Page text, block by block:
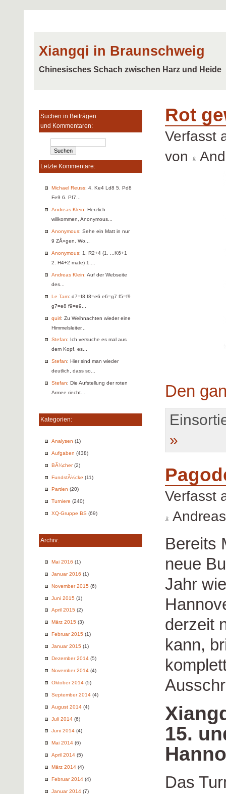
Xiangqi in Braunschweig
Chinesisches Schach zwischen Harz und Heide
Suchen in Beiträgen
und Kommentaren:
Letzte Kommentare:
Michael Reuss: 4. Ke4 Ld8 5. Pd8
Fe9 6. Pf7...
Andreas Klein: Herzlich
willkommen, Anonymous...
Anonymous: Sehe ein Matt in nur
9 ZÅ«gen. Wo...
Anonymous: 1. R2+4 (1. ...K6+1
2. H4+2 mate) 1....
Andreas Klein: Auf der Webseite
des...
Le Tam: d7=f8 f8=e6 e6=g7 f5=f9
g7=e8 f9=e9...
quirl: Zu Weihnachten wieder eine
Himmelsleiter...
Stefan: Ich versuche es mal aus
dem Kopf, es...
Stefan: Hier sind man wieder
deutlich, dass so...
Stefan: Die Aufstellung der roten
Armee riecht...
Kategorien:
Analysen (1)
Aufgaben (438)
BÃ¼cher(2)
FundstÃ¼cke (11)
Partien (20)
Turniere (240)
XQ-Gruppe BS (69)
Archiv:
Mai 2016 (1)
Januar 2016 (1)
November 2015 (6)
Juni 2015 (1)
April 2015 (2)
März 2015 (3)
Februar 2015 (1)
Januar 2015 (1)
Dezember 2014 (5)
November 2014 (4)
Oktober 2014 (5)
September 2014 (4)
August 2014 (4)
Juli 2014 (6)
Juni 2014 (4)
Mai 2014 (6)
April 2014 (5)
März 2014 (4)
Februar 2014 (4)
Januar 2014 (7)
Rot
Verfasst
von
Den
»
Verfasst
Bereits
neue
Jahr
derzeit
kann,
15.
Das